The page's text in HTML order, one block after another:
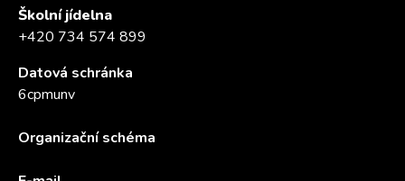
Školní jídelna
+420 734 574 899
Datová schránka
6cpmunv
Organizační schéma